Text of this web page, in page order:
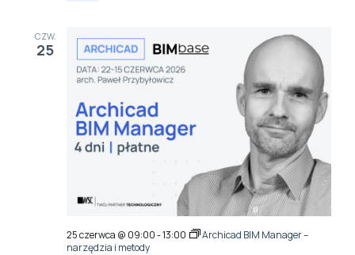
CZW.
25
25 czerwca @ 09:00-13:00
Archicad BIM Manager –
narzędzia i metody